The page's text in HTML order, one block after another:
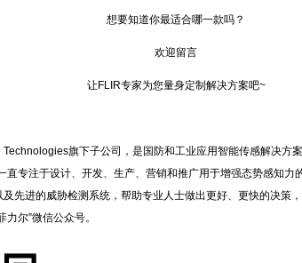
想要知道你最适合哪一款吗？
欢迎留言
让FLIR专家为您量身定制解决方案吧~
旗下子公司，是国防和工业应用智能传感解决方
直专注于设计、开发、生产、营销和推广用于增强态势感知力
先进的威胁检测系统，帮助专业人士做出更好、更快的决策
力尔”微信公众号。